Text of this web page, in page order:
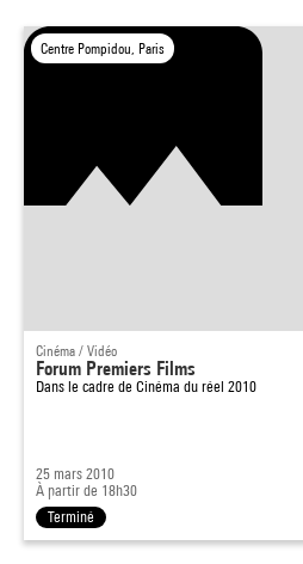
Centre Pompidou, Paris
Cinéma / Vidéo
Forum Premiers Films
Dans le cadre de Cinéma du réel 2010
25 mars 2010
À partir de 18h30
Terminé